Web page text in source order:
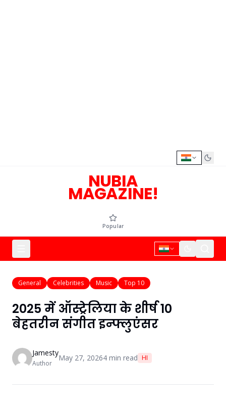
NUBIA
MAGAZINE!
Popular
General Celebrities Music Top 10
2025 में ऑस्ट्रेलिया के शीर्ष 10
बेहतरीन संगीत इन्फ्लुएंसर
Jamesty
Author
May 27, 20264 min read HI